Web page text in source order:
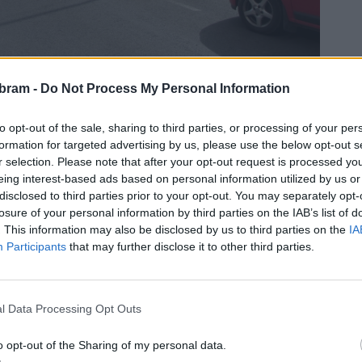
- Do Not Process My Personal Information
opt-out of the sale, sharing to third parties, or processing of your
for targeted advertising by us, please use the below opt-out
selection. Please note that after your opt-out request is processed
interest-based ads based on personal information utilized by us
to third parties prior to your opt-out. You may separately
of your personal information by third parties on the IAB’s list of
This information may also be disclosed by us to third parties on the
Participants that may further disclose it to other third parties.
Data Processing Opt Outs
opt-out of the Sharing of my personal data.
nesmí.
v dopravě dochází podle veřejnosti i v jiných částech
a Krátká se například na sociálních sítích objevilo
Němcové. Ta se loni stala v části pod náměstím
před pár měsíci v ulici Boženy Němcové vybudovaly
rozšířila. Nicméně stále tam dochází k nebezpečným
po zjednosměrnění ulice zlepšit,“
uvedl loni v létě
občanů toto mnozí řidiči stále nerespektují.